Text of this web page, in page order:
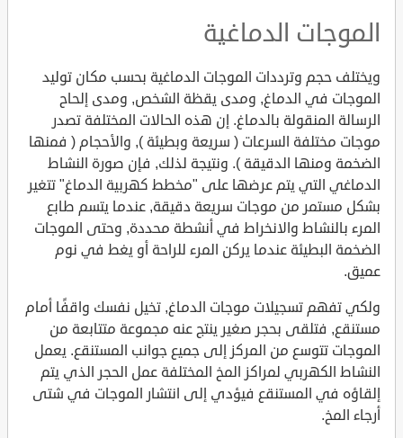
الموجات الدماغية
ويختلف حجم وترددات الموجات الدماغية بحسب مكان توليد
الموجات في الدماغ, ومدى يقظة الشخص, ومدى إلحاح
الرسالة المنقولة بالدماغ. إن هذه الحالات المختلفة تصدر
موجات مختلفة السرعات ( سريعة وبطيئة ), والأحجام ( فمنها
الضخمة ومنها الدقيقة ). ونتيجة لذلك, فإن صورة النشاط
الدماغي التي يتم عرضها على "مخطط كهربية الدماغ" تتغير
بشكل مستمر من موجات سريعة دقيقة, عندما يتسم طابع
المرء بالنشاط والانخراط في أنشطة محددة, وحتى الموجات
الضخمة البطيئة عندما يركن المرء للراحة أو يغط في نوم
عميق.
ولكي تفهم تسجيلات موجات الدماغ, تخيل نفسك واقفًا أمام
مستنقع, فتلقى بحجر صغير ينتج عنه مجموعة متتابعة من
الموجات تتوسع من المركز إلى جميع جوانب المستنقع. يعمل
النشاط الكهربي لمراكز المخ المختلفة عمل الحجر الذي يتم
إلقاؤه في المستنقع فيؤدي إلى انتشار الموجات في شتى
أرجاء المخ.